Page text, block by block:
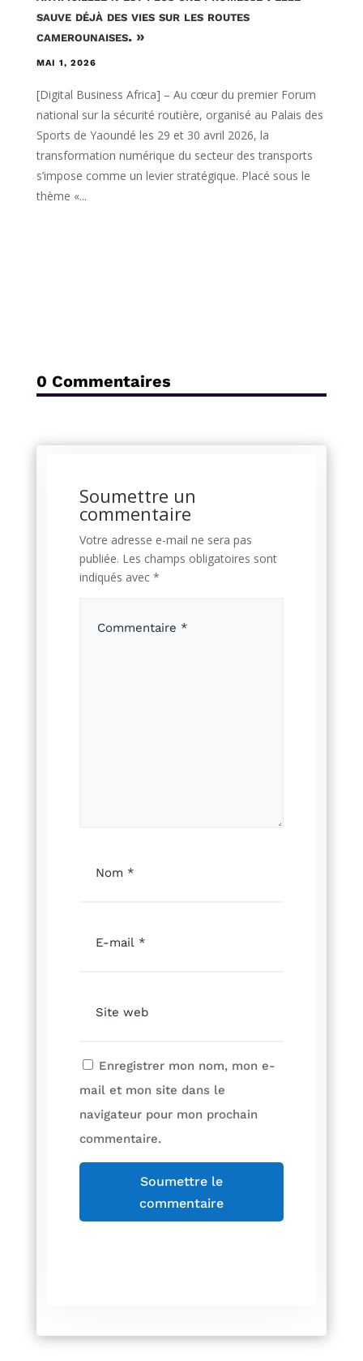
sauve déjà des vies sur les routes
camerounaises. »
MAI 1, 2026
[Digital Business Africa] – Au cœur du premier Forum
national sur la sécurité routière, organisé au Palais des
Sports de Yaoundé les 29 et 30 avril 2026, la
transformation numérique du secteur des transports
s’impose comme un levier stratégique. Placé sous le
thème «...
0 Commentaires
Soumettre un
commentaire
Votre adresse e-mail ne sera pas
publiée. Les champs obligatoires sont
indiqués avec *
Enregistrer mon nom, mon e-
mail et mon site dans le
navigateur pour mon prochain
commentaire.
Soumettre le
commentaire